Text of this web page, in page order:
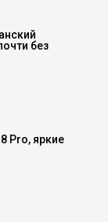
без
Pro, яркие